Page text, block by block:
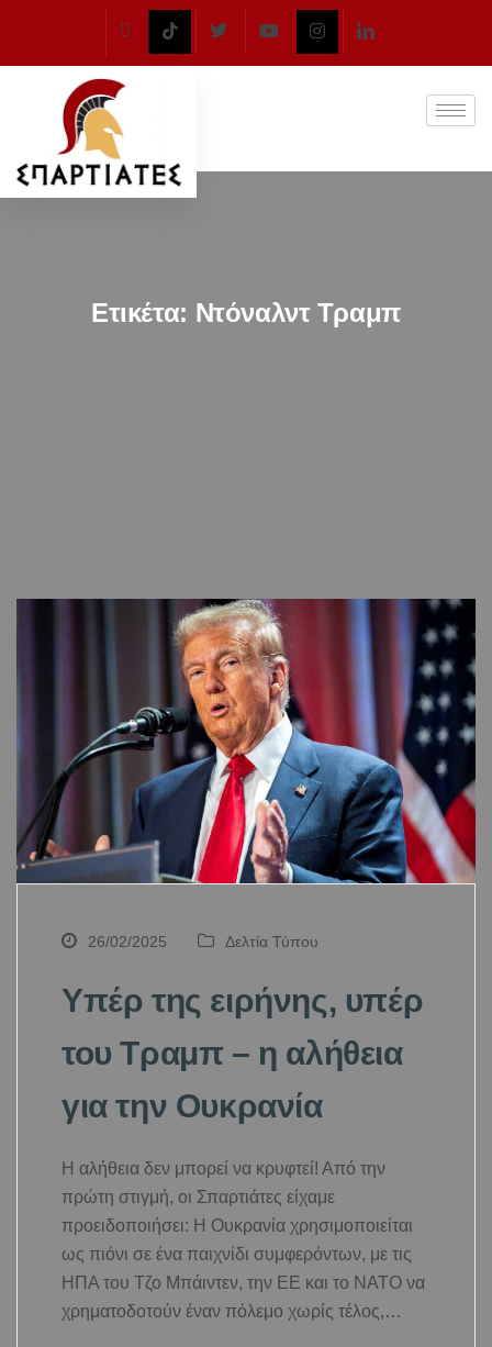
Ετικέτα: Ντόναλντ Τραμπ
26/02/2025 Δελτία Τύπου
Υπέρ της ειρήνης, υπέρ
του Τραμπ – η αλήθεια
για την Ουκρανία
Η αλήθεια δεν μπορεί να κρυφτεί! Από την
πρώτη στιγμή, οι Σπαρτιάτες είχαμε
προειδοποιήσει: Η Ουκρανία χρησιμοποιείται
ως πιόνι σε ένα παιχνίδι συμφερόντων, με τις
ΗΠΑ του Τζο Μπάιντεν, την ΕΕ και το ΝΑΤΟ να
χρηματοδοτούν έναν πόλεμο χωρίς τέλος,…